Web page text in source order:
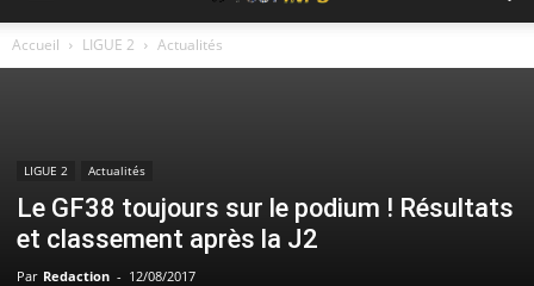
Accueil LIGUE 2 Actualités
LIGUE 2 Actualités
Le GF38 toujours sur le podium ! Résultats
et classement après la J2
Par Redaction - 12/08/2017